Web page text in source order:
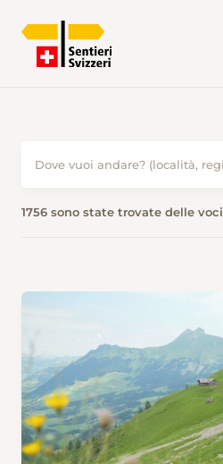
1756 sono state trovate delle voci